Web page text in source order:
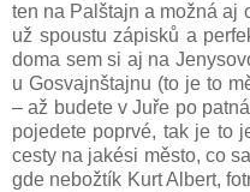
ten na Palštajn a možná aj
už spoustu zápisků a
doma sem si aj na
u Gosvajnštajnu (to je to
– až budete v Juře po
pojedete poprvé, tak je to
cesty na jakési město, co
gde nebožtík Kurt Albert,